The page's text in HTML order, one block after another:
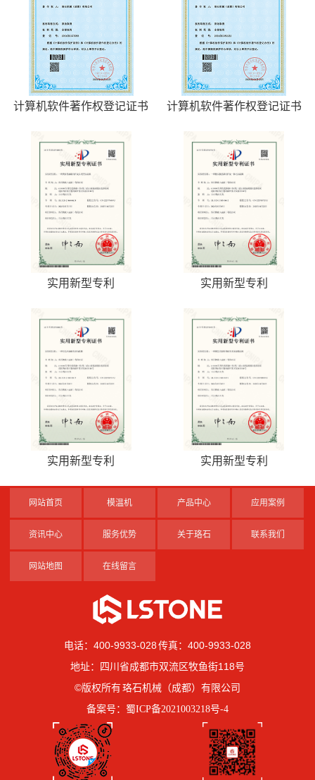
计算机软件著作权登记证书 计算机软件著作权登记证书
实用新型专利 实用新型专利
实用新型专利 实用新型专利
网站首页 模温机 产品中心 应用案例
资讯中心 服务优势 关于珞石 联系我们
网站地图 在线留言
电话：400-9933-028 传真：400-9933-028
地址：四川省成都市双流区牧鱼街118号
©版权所有 珞石机械（成都）有限公司
备案号： 蜀ICP备2021003218号-4